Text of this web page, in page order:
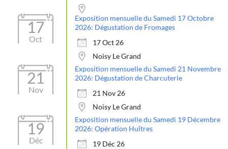
17
Oct
Exposition mensuelle du Samedi 17 Octobre
2026: Dégustation de Fromages
17 Oct 26
Noisy Le Grand
21
Nov
Exposition mensuelle du Samedi 21 Novembre
2026: Dégustation de Charcuterie
21 Nov 26
Noisy Le Grand
19
Déc
Exposition mensuelle du Samedi 19 Décembre
2026: Opération Huîtres
19 Déc 26